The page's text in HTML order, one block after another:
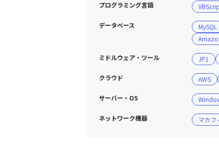
【その他】
- S3 Glacier
※上記は 2025年10月時点の親会社
当社では2026年以降、この環境を
プログラミング言語
データベース MySQL
ミドルウェア・ツール JP1
クラウド AWS
サーバー・OS
ネットワーク機器 マカフ